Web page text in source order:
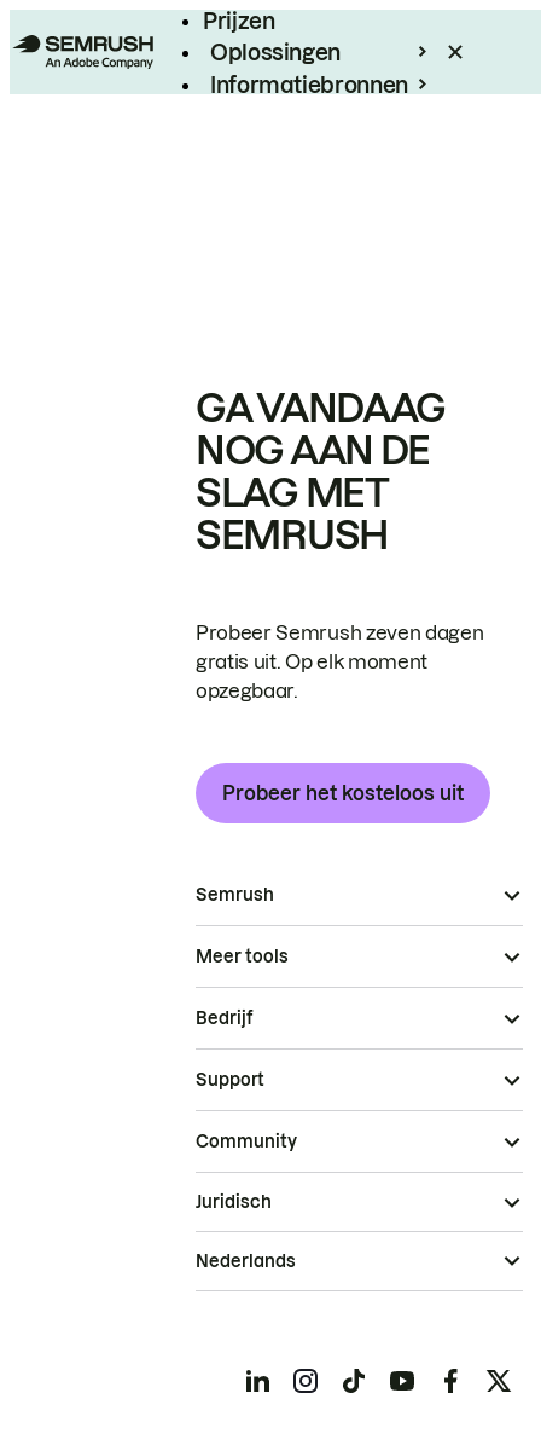
Prijzen
Oplossingen
Informatiebronnen
GA VANDAAG
NOG AAN DE
SLAG MET
SEMRUSH
Probeer Semrush zeven dagen
gratis uit. Op elk moment
opzegbaar.
Probeer het kosteloos uit
Semrush
Meer tools
Bedrijf
Support
Community
Juridisch
Nederlands